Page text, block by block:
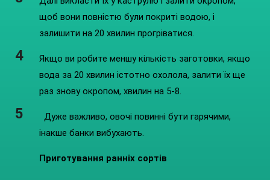
щоб вони повністю були покриті водою, і
залишити на 20 хвилин прогріватися.
Якщо ви робите меншу кількість заготовки, якщо
вода за 20 хвилин істотно охолола, залити їх ще
раз знову окропом, хвилин на 5-8.
Дуже важливо, овочі повинні бути гарячими,
інакше банки вибухають.
Приготування ранніх сортів